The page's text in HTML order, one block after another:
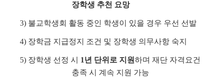
장학생 추천 요망
3) 불교학생회 활동 중인 학생이 있을 경우 우선 선발
4) 장학금 지급정지 조건 및 장학생 의무사항 숙지
5) 장학생 선정 시 1년 단위로 지원하며 재단 자격요건
충족 시 계속 지원 가능